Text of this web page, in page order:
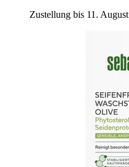
Zustellung bis 11. August